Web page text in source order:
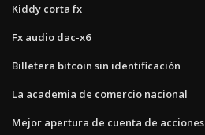
Kiddy corta fx
Fx audio dac-x6
Billetera bitcoin sin identificación
La academia de comercio nacional
Mejor apertura de cuenta de acciones